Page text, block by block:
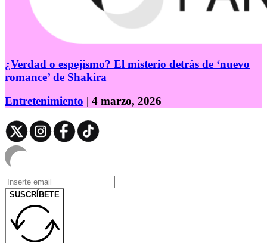
¿Verdad o espejismo? El misterio detrás de ‘nuevo
romance’ de Shakira
Entretenimiento | 4 marzo, 2026
SUSCRÍBETE